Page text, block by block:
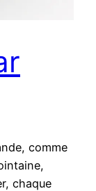
comme
chaque